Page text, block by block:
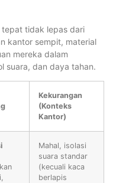
tidak lepas dari
kantor sempit, material
mereka dalam
suara, dan daya tahan.
Kekurangan
(Konteks
Kantor)
Mahal, isolasi
suara standar
(kecuali kaca
berlapis